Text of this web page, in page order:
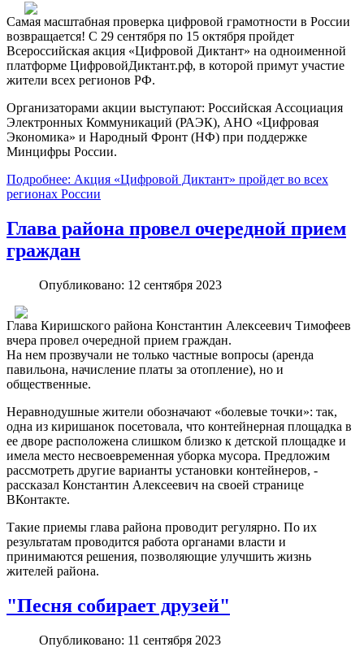
Самая масштабная проверка цифровой грамотности в России
возвращается! С 29 сентября по 15 октября пройдет
Всероссийская акция «Цифровой Диктант» на одноименной
платформе ЦифровойДиктант.рф, в которой примут участие
жители всех регионов РФ.
Организаторами акции выступают: Российская Ассоциация
Электронных Коммуникаций (РАЭК), АНО «Цифровая
Экономика» и Народный Фронт (НФ) при поддержке
Минцифры России.
Подробнее: Акция «Цифровой Диктант» пройдет во всех
регионах России
Глава района провел очередной прием
граждан
Опубликовано: 12 сентября 2023
Глава Киришского района Константин Алексеевич Тимофеев
вчера провел очередной прием граждан.
На нем прозвучали не только частные вопросы (аренда
павильона, начисление платы за отопление), но и
общественные.
Неравнодушные жители обозначают «болевые точки»: так,
одна из киришанок посетовала, что контейнерная площадка в
ее дворе расположена слишком близко к детской площадке и
имела место несвоевременная уборка мусора. Предложим
рассмотреть другие варианты установки контейнеров, -
рассказал Константин Алексеевич на своей странице
ВКонтакте.
Такие приемы глава района проводит регулярно. По их
результатам проводится работа органами власти и
принимаются решения, позволяющие улучшить жизнь
жителей района.
"Песня собирает друзей"
Опубликовано: 11 сентября 2023